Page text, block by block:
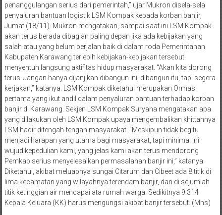
penanggulangan serius dari pemerintah,” ujar Mukron disela-sela
penyaluran bantuan logistik LSM Kompak kepada korban banjir,
Jumat (18/11). Mukron mengatakan, sampai saat ini LSM Kompak
akan terus berada dibagian paling depan jika ada kebijakan yang
salah atau yang belum berjalan baik di dalam roda Pemerintahan
Kabupaten Karawang terlebih kebijakan-kebijakan tersebut
menyentuh langsung aktifitas hidup masyarakat. “Akan kita dorong
terus. Jangan hanya dijanjikan dibangun ini, dibangun itu, tapi segera
kerjakan,” katanya. LSM Kompak diketahui merupakan Ormas
pertama yang ikut andil dalam penyaluran bantuan terhadap korban
banjir di Karawang. Sekjen LSM Kompak Suryana mengatakan apa
yang dilakukan oleh LSM Kompak upaya mengembalikan khittahnya
LSM hadir ditengah-tengah masyarakat. “Meskipun tidak begitu
menjadi harapan yang utama bagi masyarakat, tapi minimal ini
wujud kepedulian kami, yang jelas kami akan terus mendorong
Pemkab serius menyelesaikan permasalahan banjir ini,” katanya.
Diketahui, akibat meluapnya sungai Citarum dan Cibeet ada 8 titik di
lima kecamatan yang wilayahnya terendam banjir, dan di sejumlah
titik ketinggian air mencapai ata rumah warga. Sedikitnya 9.314
Kepala Keluara (KK) harus mengungsi akibat banjir tersebut. (Mhs)